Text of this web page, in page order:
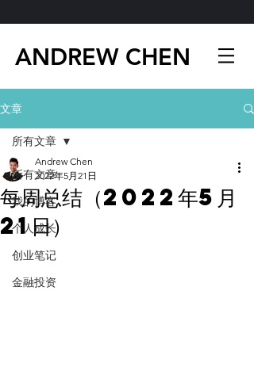
ANDREW CHEN
文章
所有文章
我的博客
个人成长
创业笔记
金融投资
所有文章
每周总结（2022年5月
21日）
Andrew Chen
2022年5月21日